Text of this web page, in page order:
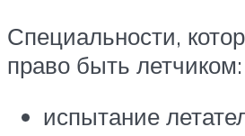
Специальности,
право быть летчиком:
испытание